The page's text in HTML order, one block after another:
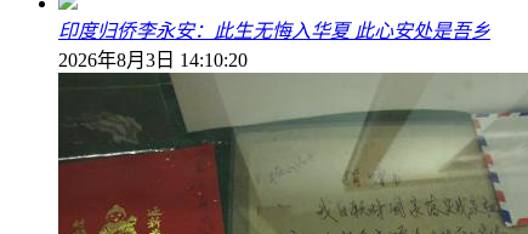
印度归侨李永安：此生无悔入华夏 此心安处是吾乡
2026年8月3日 14:10:20